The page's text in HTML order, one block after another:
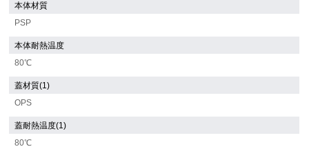
本体材質
PSP
本体耐熱温度
80℃
蓋材質(1)
OPS
蓋耐熱温度(1)
80℃